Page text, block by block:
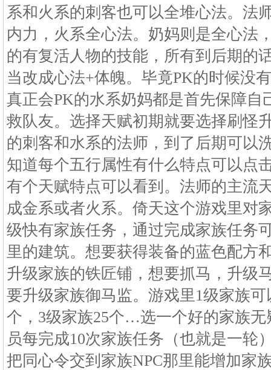
系和火系的刺客也可以全堆心法。法
内力，火系全心法。奶妈则是全心法
的有复活人物的技能，所有到后期的
当改成心法+体魄。毕竟PK的时候没
真正会PK的水系奶妈都是首先保障自
救队友。选择天赋初期就要选择刷怪
的刺客和水系的法师，到了后期可以
知道每个五行属性有什么特点可以点
有个天赋特点可以看到。法师的主流
成金系或者火系。倚天这个游戏里对
级快有家族任务，通过完成家族任务
里的建筑。想要获得装备的蓝色配方
升级家族的铁匠铺，想要抓马，升级
要升级家族御马监。游戏里1级家族可
个，3级家族25个…选一个好的家族
员每完成10次家族任务（也就是一轮
把同心令交到家族NPC那里能增加家